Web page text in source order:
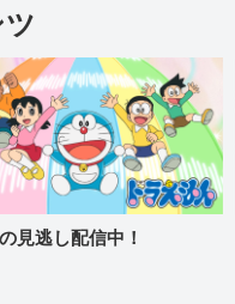
見逃し配信中！